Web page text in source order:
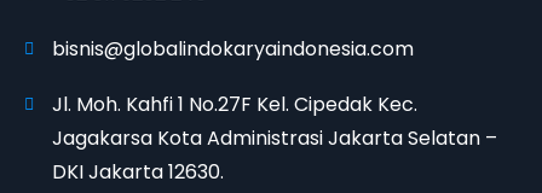
bisnis@globalindokaryaindonesia.com
Jl. Moh. Kahfi 1 No.27F Kel. Cipedak Kec.
Jagakarsa Kota Administrasi Jakarta Selatan –
DKI Jakarta 12630.